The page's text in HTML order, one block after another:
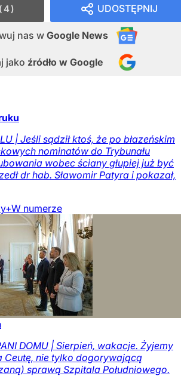
UDOSTĘPNIJ
nas w Google News
jako źródło w Google
4
| Jeśli sądził ktoś, że po błazeńskim
nominatów do Trybunału
wobec ściany głupiej już być
dr hab. Sławomir Patyra i pokazał,
W numerze
DOMU | Sierpień, wakacje. Żyjemy
Ceutę, nie tylko dogorywającą
sprawą Szpitala Południowego.